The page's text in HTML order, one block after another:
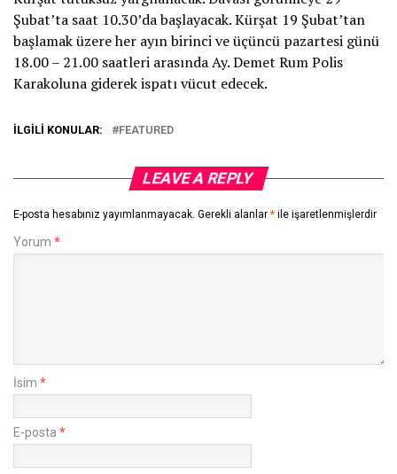
Şubat’ta saat 10.30’da başlayacak. Kürşat 19 Şubat’tan
başlamak üzere her ayın birinci ve üçüncü pazartesi günü
18.00 – 21.00 saatleri arasında Ay. Demet Rum Polis
Karakoluna giderek ispatı vücut edecek.
İLGILI KONULAR: FEATURED
LEAVE A REPLY
E-posta hesabınız yayımlanmayacak. Gerekli alanlar * ile işaretlenmişlerdir
Yorum *
İsim *
E-posta *